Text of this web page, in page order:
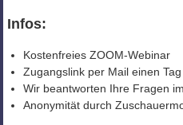
Infos:
Kostenfreies ZOOM-Webinar
Zugangslink per Mail einen
Wir beantworten Ihre Fragen
Anonymität durch